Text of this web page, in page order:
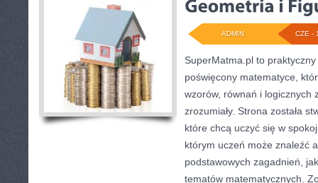
CZE -
ADMIN
SuperMatma.pl to
poświęcony matematyce,
wzorów, równań i logicznych
zrozumiały. Strona została
które chcą uczyć się w
którym uczeń może znaleźć
podstawowych zagadnień,
tematów matematycznych.